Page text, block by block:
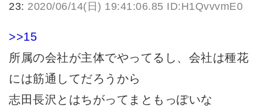
23: 2020/06/14(日) 19:41:06.85 ID:H1QvvvmE0
>>15
所属の会社が主体でやってるし、会社は種花
には筋通してだろうから
志田長沢とはちがってまともっぽいな